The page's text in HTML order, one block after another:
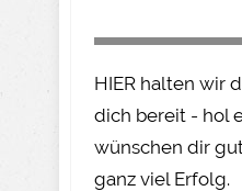
HIER halten wir
dich bereit - hol
wünschen dir
ganz viel Erfolg.